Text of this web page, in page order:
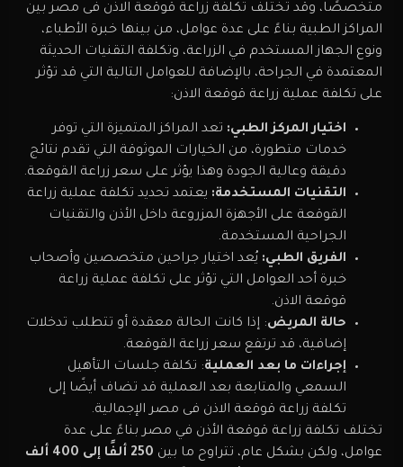
متخصصًا، وقد تختلف تكلفة زراعة قوقعة الاذن فى مصر بين
المراكز الطبية بناءً على عدة عوامل، من بينها خبرة الأطباء،
ونوع الجهاز المستخدم في الزراعة، وتكلفة التقنيات الحديثة
المعتمدة في الجراحة، بالإضافة للعوامل التالية التي قد تؤثر
على تكلفة عملية زراعة قوقعة الاذن:
اختيار المركز الطبي: تعد المراكز المتميزة التي توفر
خدمات متطورة، من الخيارات الموثوقة التي تقدم نتائج
دقيقة وعالية الجودة وهذا يؤثر على سعر زراعة القوقعة.
التقنيات المستخدمة: يعتمد تحديد تكلفة عملية زراعة
القوقعة على الأجهزة المزروعة داخل الأذن والتقنيات
الجراحية المستخدمة.
الفريق الطبي: يُعد اختيار جراحين متخصصين وأصحاب
خبرة أحد العوامل التي تؤثر على تكلفة عملية زراعة
قوقعة الاذن.
حالة المريض: إذا كانت الحالة معقدة أو تتطلب تدخلات
إضافية، قد ترتفع سعر زراعة القوقعة.
إجراءات ما بعد العملية: تكلفة جلسات التأهيل
السمعي والمتابعة بعد العملية قد تضاف أيضًا إلى
تكلفة زراعة قوقعة الاذن فى مصر الإجمالية.
تختلف تكلفة زراعة قوقعة الأذن في مصر بناءً على عدة
عوامل، ولكن بشكل عام، تتراوح ما بين
250 ألفًا إلى 400 ألف